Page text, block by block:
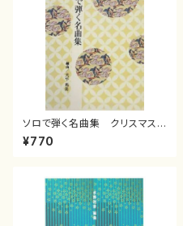
ソロで弾く名曲集 クリスマス・
イブ／恋人がサンタクロース(
箏独奏 /大平光美 編曲/楽
¥770